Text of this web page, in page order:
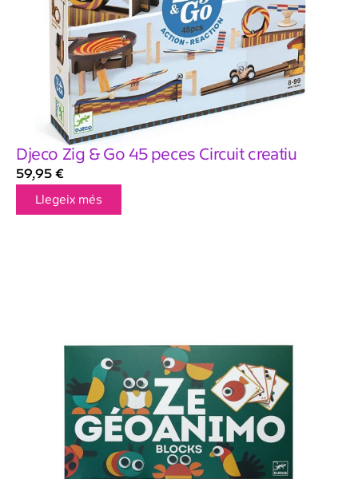
Djeco Zig & Go 45 peces Circuit creatiu
59,95 €
Llegeix més